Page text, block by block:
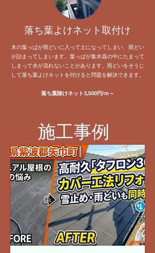
落ち葉よけネット取付け
木の葉っぱが雨どいに入って土になってしまい、雨どい
が詰まってしまいます。葉っぱが集水器の中にたまって
しまって水が流れないことがあります。雨どいをそうじ
して落ち葉よけネットを付けると問題を解決できます。
落ち葉除けネット3,500円/ｍ～
施工事例